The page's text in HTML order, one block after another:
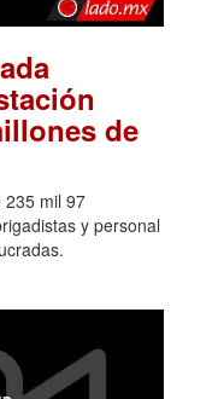
de
235 mil 97
y personal